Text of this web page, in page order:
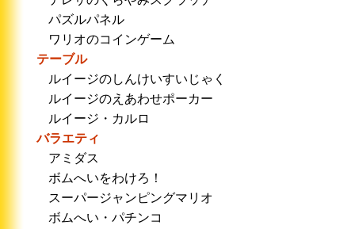
パズルパネル
ワリオのコインゲーム
テーブル
ルイージのしんけいすいじゃく
ルイージのえあわせポーカー
ルイージ・カルロ
バラエティ
アミダス
ボムへいをわけろ！
スーパージャンピングマリオ
ボムへい・パチンコ